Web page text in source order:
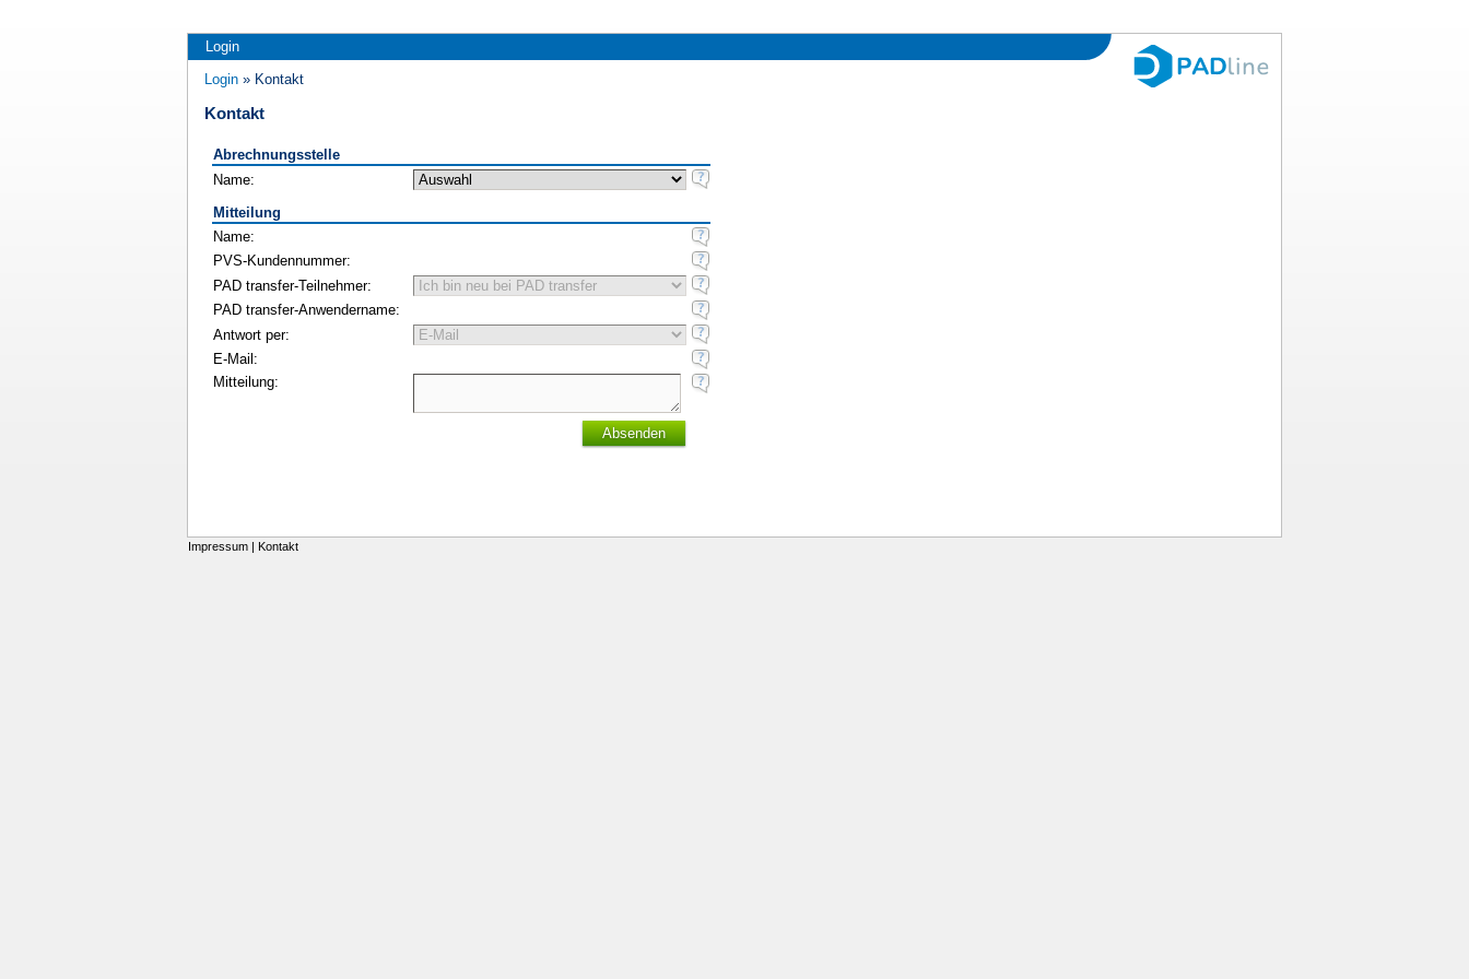
Login
Login » Kontakt
Kontakt
Abrechnungsstelle
Name:
Mitteilung
Name:
PVS-Kundennummer:
PAD transfer-Teilnehmer:
PAD transfer-Anwendername:
Antwort per:
E-Mail:
Mitteilung:
Absenden
Impressum | Kontakt